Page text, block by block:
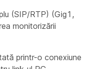
(SIP/RTP) (Gig1,
monitorizării
printr-o conexiune